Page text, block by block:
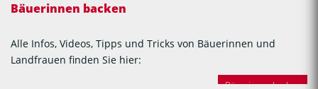
Bäuerinnen backen
Alle Infos, Videos, Tipps und Tricks von Bäuerinnen und
Landfrauen finden Sie hier:
Bäuerinnen backen